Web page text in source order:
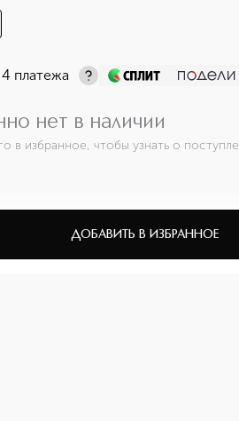
4 платежа
нет в наличии
в избранное, чтобы узнать о
ДОБАВИТЬ В ИЗБРАННОЕ